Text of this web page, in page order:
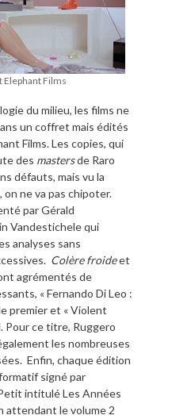
Elephant Films
du milieu, les films ne
un coffret mais édités
Films. Les copies, qui
des mastersde Raro
défauts, mais vu la
ne va pas chipoter.
par Gérald
Vandestichele qui
analyses sans
Colère froideet
agrémentés de
« Fernando Di Leo :
premier et « Violent
Pour ce titre, Ruggero
les nombreuses
Enfin, chaque édition
signé par
intitulé Les Années
attendant le volume 2